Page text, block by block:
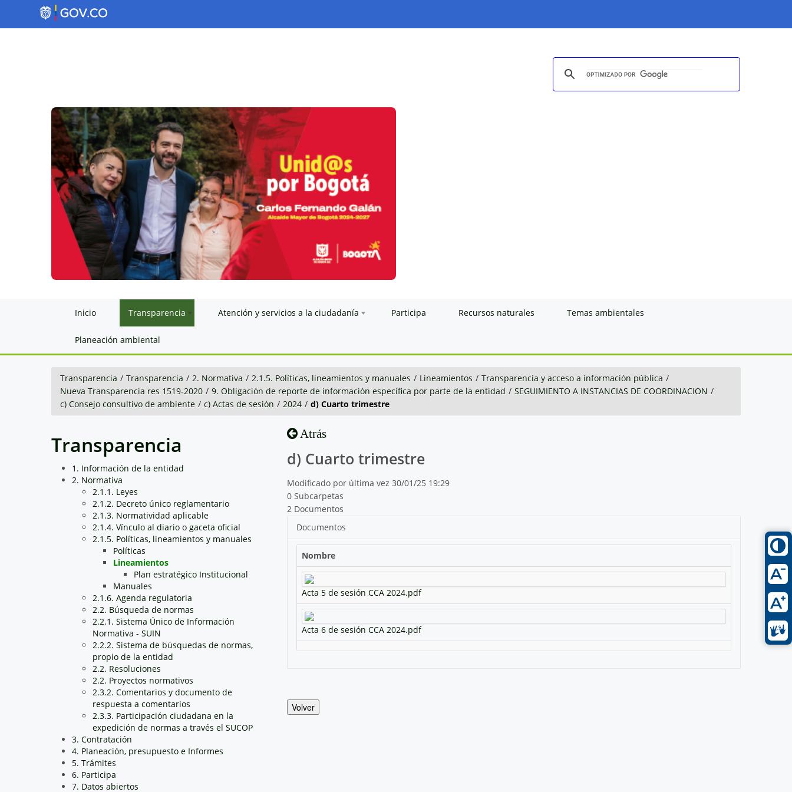
Inicio Transparencia Atención y servicios a la ciudadanía Participa Recursos naturales Temas ambientales
Planeación ambiental
Transparencia / Transparencia / 2. Normativa / 2.1.5. Políticas, lineamientos y manuales / Lineamientos / Transparencia y acceso a información pública /
Nueva Transparencia res 1519-2020 / 9. Obligación de reporte de información específica por parte de la entidad / SEGUIMIENTO A INSTANCIAS DE COORDINACION /
c) Consejo consultivo de ambiente / c) Actas de sesión / 2024 / d) Cuarto trimestre
Transparencia
1. Información de la entidad
2. Normativa
2.1.1. Leyes
2.1.2. Decreto único reglamentario
2.1.3. Normatividad aplicable
2.1.4. Vínculo al diario o gaceta oficial
2.1.5. Políticas, lineamientos y manuales
Políticas
Lineamientos
Plan estratégico Institucional
Manuales
2.1.6. Agenda regulatoria
2.2. Búsqueda de normas
2.2.1. Sistema Único de Información
Normativa - SUIN
2.2.2. Sistema de búsquedas de normas,
propio de la entidad
2.2. Resoluciones
2.2. Proyectos normativos
2.3.2. Comentarios y documento de
respuesta a comentarios
2.3.3. Participación ciudadana en la
expedición de normas a través el SUCOP
3. Contratación
4. Planeación, presupuesto e Informes
5. Trámites
6. Participa
7. Datos abiertos
Atrás
d) Cuarto trimestre
Modificado por última vez 30/01/25 19:29
0 Subcarpetas
2 Documentos
Documentos
Nombre
Acta 5 de sesión CCA 2024.pdf
Acta 6 de sesión CCA 2024.pdf
Volver